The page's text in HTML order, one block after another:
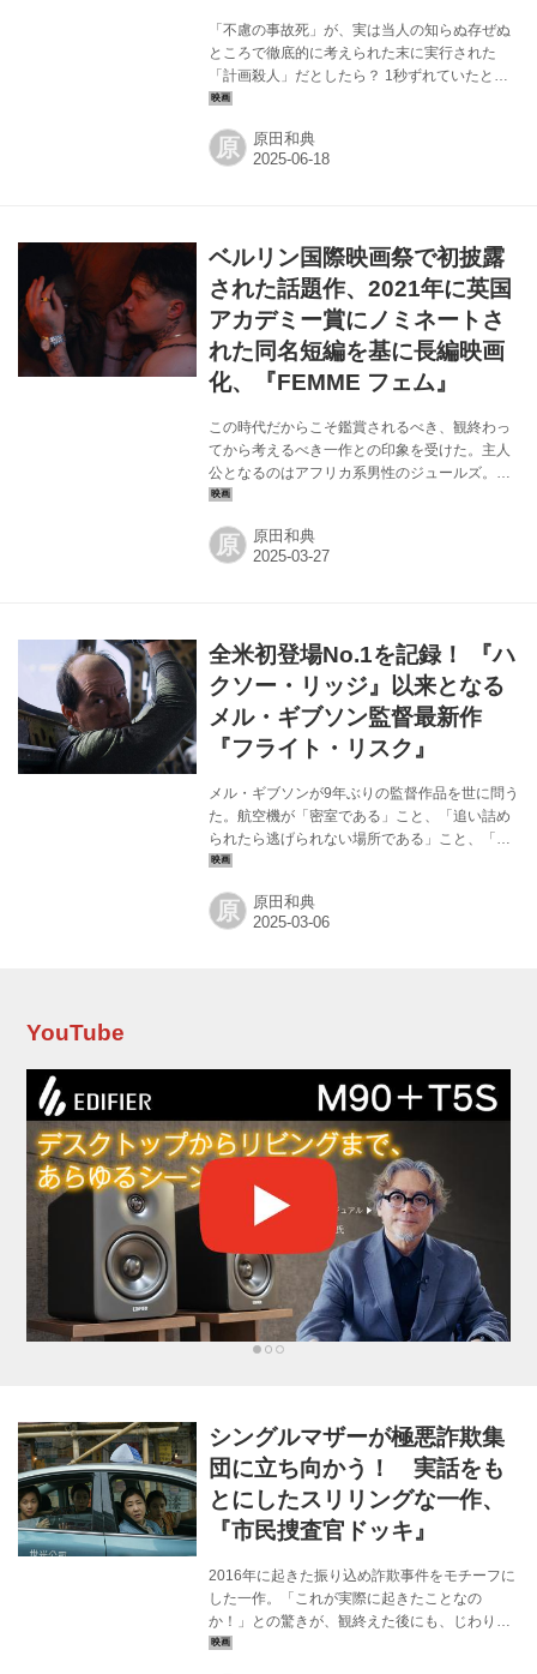
「不慮の事故死」が、実は当人の知らぬ存ぜぬ
ところで徹底的に考えられた末に実行された
「計画殺人」だとしたら？ 1秒ずれていたとし
たら、もし天候が違っていたら、助かっていた
なったうえで起きたような不幸」が、犯人たち
の徹底的な計算のもとにつくりだされた「殺
する。いろんな「不慮の事故死」をプロデュー
スしてきて、当然ながらそれはバレず、だが殺
害現場には基本的にしっかりといる。感情の起
伏を抑えた表情の中に、他人の死など俺が操れ
ば自由自...
原 原田和典
ベルリン国際映画祭で初披露
された話題作、2021年に英国
アカデミー賞にノミネートさ
れた同名短編を基に長編映画
化、『FEMME フェム』
この時代だからこそ鑑賞されるべき、観終わっ
てから考えるべき一作との印象を受けた。主人
公となるのはアフリカ系男性のジュールズ。彼
はドラァグクイーンとしてナイトクラブでダン
ま街中に出ることもある。ジュールズは雑貨屋
の中で、マチズモ第一主義的な集団からヤジを
は、なにかメラメラと燃えるものが起き始めた
ようだ。それが「情念」なのか「復讐」なのか
は見る者の考えにゆだねられているようにも感
じられたが、ある日、同性愛者用のサウナでジ
ュー...
原 原田和典
全米初登場No.1を記録！ 『ハ
クソー・リッジ』以来となる
メル・ギブソン監督最新作
『フライト・リスク』
メル・ギブソンが9年ぶりの監督作品を世に問う
た。航空機が「密室である」こと、「追い詰め
られたら逃げられない場所である」こと、「外
を速く高く飛ぶ習性」を持っていることをフル
空1万フィートのアラスカだから、そびえる雪山
はデフォルトだ。加えてカメラ・ワークや音質
ットのダリル」。ハリスはウィンストンを航空
輸送する機密任務についている。つまり「ダリ
原 原田和典
YouTube
シングルマザーが極悪詐欺集
団に立ち向かう！ 実話をも
とにしたスリリングな一作、
『市民捜査官ドッキ』
2016年に起きた振り込め詐欺事件をモチーフに
した一作。「これが実際に起きたことなの
か！」との驚きが、観終えた後にも、じわりと
残った。といっても「市民が、命知らずにも犯